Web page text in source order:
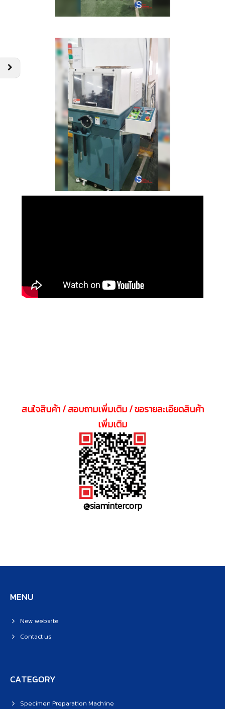
สนใจสินค้า / สอบถามเพิ่มเติม / ขอรายละเอียดสินค้า
เพิ่มเติม
@siamintercorp
MENU
New website
Contact us
CATEGORY
Specimen Preparation Machine